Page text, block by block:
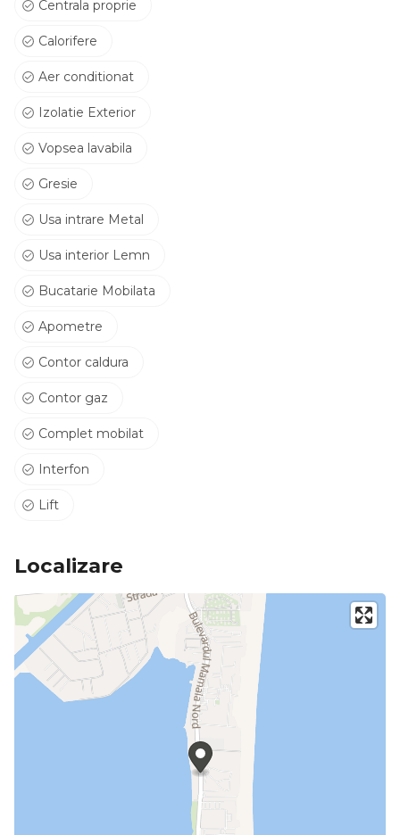
Centrala proprie
Calorifere
Aer conditionat
Izolatie Exterior
Vopsea lavabila
Gresie
Usa intrare Metal
Usa interior Lemn
Bucatarie Mobilata
Apometre
Contor caldura
Contor gaz
Complet mobilat
Interfon
Lift
Localizare